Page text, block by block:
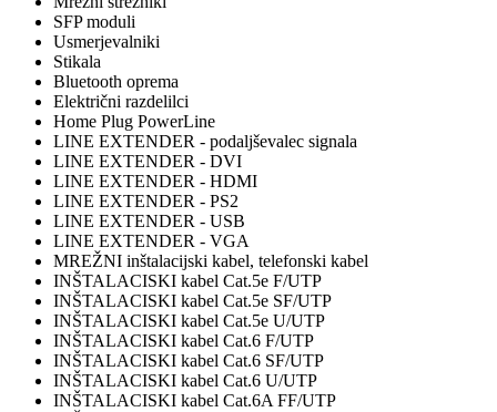
SFP moduli
Usmerjevalniki
Stikala
Bluetooth oprema
Električni razdelilci
Home Plug PowerLine
LINE EXTENDER - podaljševalec signala
LINE EXTENDER - DVI
LINE EXTENDER - HDMI
LINE EXTENDER - PS2
LINE EXTENDER - USB
LINE EXTENDER - VGA
MREŽNI inštalacijski kabel, telefonski kabel
INŠTALACISKI kabel Cat.5e F/UTP
INŠTALACISKI kabel Cat.5e SF/UTP
INŠTALACISKI kabel Cat.5e U/UTP
INŠTALACISKI kabel Cat.6 F/UTP
INŠTALACISKI kabel Cat.6 SF/UTP
INŠTALACISKI kabel Cat.6 U/UTP
INŠTALACISKI kabel Cat.6A FF/UTP